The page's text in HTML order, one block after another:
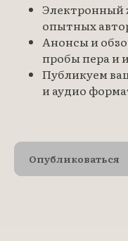
Электронный
опытных
Анонсы и
пробы пера и
Публикуем
и аудио
Опубликоваться